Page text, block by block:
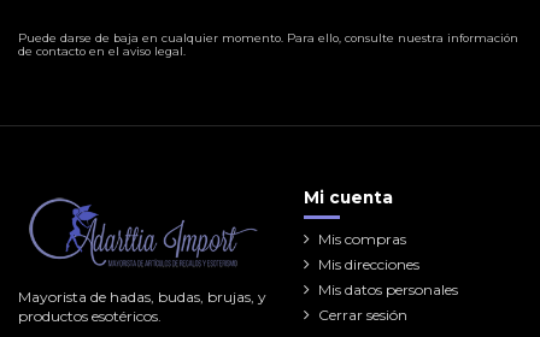
Puede darse de baja en cualquier momento. Para ello, consulte nuestra información
de contacto en el aviso legal.
Mayorista de hadas, budas, brujas, y
productos esotéricos.
Mi cuenta
Mis compras
Mis direcciones
Mis datos personales
Cerrar sesión